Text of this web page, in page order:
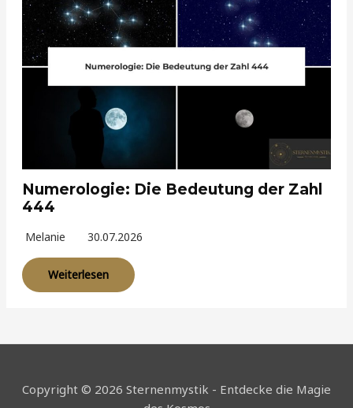
Numerologie: Die Bedeutung der Zahl
444
Melanie 30.07.2026
Weiterlesen
Copyright © 2026 Sternenmystik - Entdecke die Magie